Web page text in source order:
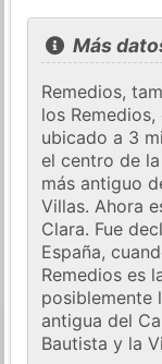
Más
Remedios,
los
ubicado a 3
el centro de
más antiguo
Villas. Ahora
Clara. Fue
España,
Remedios es
posiblemente
antigua del
Bautista y la